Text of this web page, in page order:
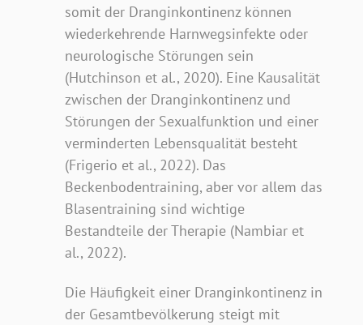
somit der Dranginkontinenz können
wiederkehrende Harnwegsinfekte oder
neurologische Störungen sein
(Hutchinson et al., 2020). Eine Kausalität
zwischen der Dranginkontinenz und
Störungen der Sexualfunktion und einer
verminderten Lebensqualität besteht
(Frigerio et al., 2022). Das
Beckenbodentraining, aber vor allem das
Blasentraining sind wichtige
Bestandteile der Therapie (Nambiar et
al., 2022).
Die Häufigkeit einer Dranginkontinenz in
der Gesamtbevölkerung steigt mit